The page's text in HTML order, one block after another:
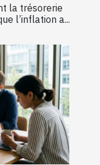
la trésorerie
l’inflation a...